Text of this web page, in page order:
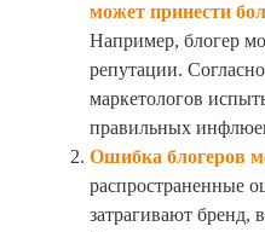
может принести
Например, блогер
репутации.
маркетологов
правильных
Ошибка блогеров
распространенные
затрагивают бренд,